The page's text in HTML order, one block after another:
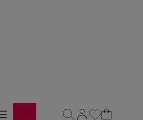
Otevřít navigační menuOtevřít stránku
Otevřít vyhledávání